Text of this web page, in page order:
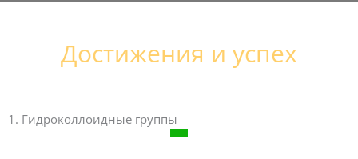
Достижения и успех
1. Гидроколлоидные группы